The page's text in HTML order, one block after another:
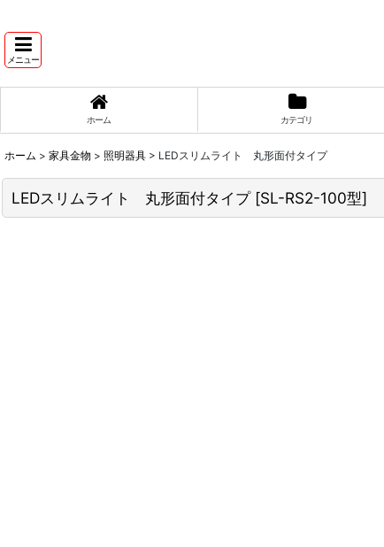
メニュー
ホーム カテゴリ
ホーム > 家具金物 > 照明器具 > LEDスリムライト 丸形面付タイプ
LEDスリムライト 丸形面付タイプ [SL-RS2-100型]